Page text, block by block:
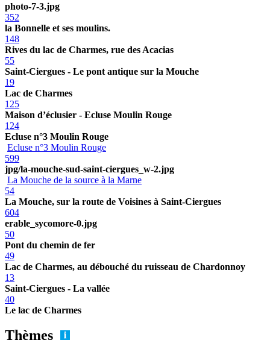
photo-7-3.jpg
352
la Bonnelle et ses moulins.
148
Rives du lac de Charmes, rue des Acacias
55
Saint-Ciergues - Le pont antique sur la Mouche
19
Lac de Charmes
125
Maison d’éclusier - Ecluse Moulin Rouge
124
Ecluse n°3 Moulin Rouge
Ecluse n°3 Moulin Rouge
599
jpg/la-mouche-sud-saint-ciergues_w-2.jpg
La Mouche de la source à la Marne
54
La Mouche, sur la route de Voisines à Saint-Ciergues
604
erable_sycomore-0.jpg
50
Pont du chemin de fer
49
Lac de Charmes, au débouché du ruisseau de Chardonnoy
13
Saint-Ciergues - La vallée
40
Le lac de Charmes
Thèmes